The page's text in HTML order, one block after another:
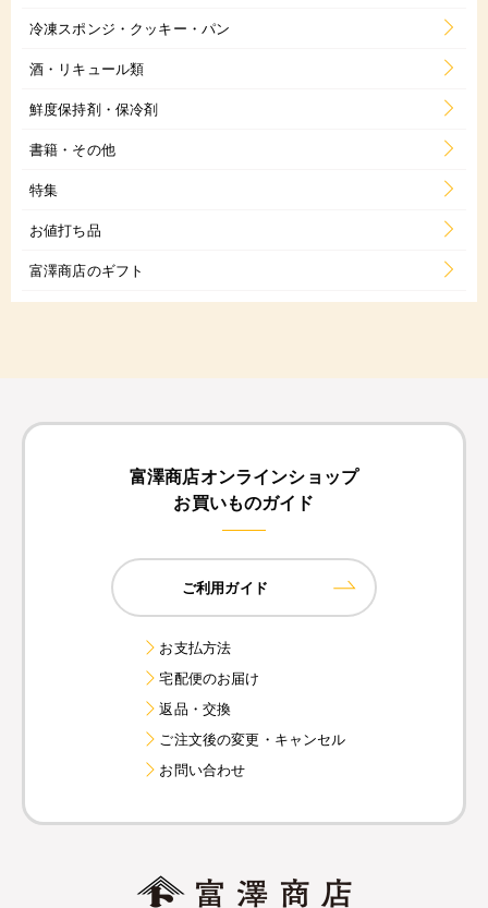
冷凍スポンジ・クッキー・パン
酒・リキュール類
鮮度保持剤・保冷剤
書籍・その他
特集
お値打ち品
富澤商店のギフト
富澤商店オンラインショップ
お買いものガイド
ご利用ガイド
お支払方法
宅配便のお届け
返品・交換
ご注文後の変更・キャンセル
お問い合わせ